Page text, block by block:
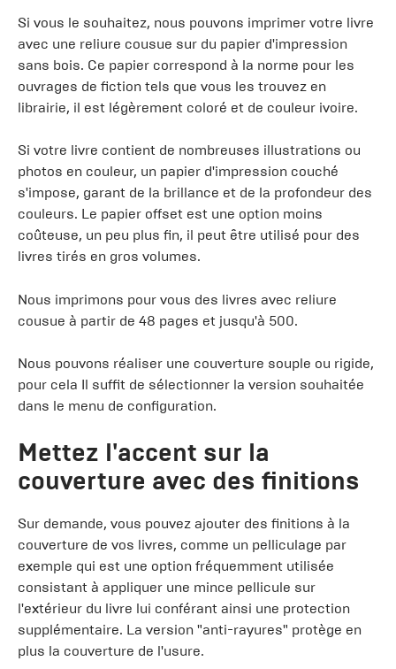
Si vous le souhaitez, nous pouvons imprimer votre livre
avec une reliure cousue sur du papier d'impression
sans bois. Ce papier correspond à la norme pour les
ouvrages de fiction tels que vous les trouvez en
librairie, il est légèrement coloré et de couleur ivoire.
Si votre livre contient de nombreuses illustrations ou
photos en couleur, un papier d'impression couché
s'impose, garant de la brillance et de la profondeur des
couleurs. Le papier offset est une option moins
coûteuse, un peu plus fin, il peut être utilisé pour des
livres tirés en gros volumes.
Nous imprimons pour vous des livres avec reliure
cousue à partir de 48 pages et jusqu'à 500.
Nous pouvons réaliser une couverture souple ou rigide,
pour cela Il suffit de sélectionner la version souhaitée
dans le menu de configuration.
Mettez l'accent sur la
couverture avec des finitions
Sur demande, vous pouvez ajouter des finitions à la
couverture de vos livres, comme un pelliculage par
exemple qui est une option fréquemment utilisée
consistant à appliquer une mince pellicule sur
l'extérieur du livre lui conférant ainsi une protection
supplémentaire. La version "anti-rayures" protège en
plus la couverture de l'usure.